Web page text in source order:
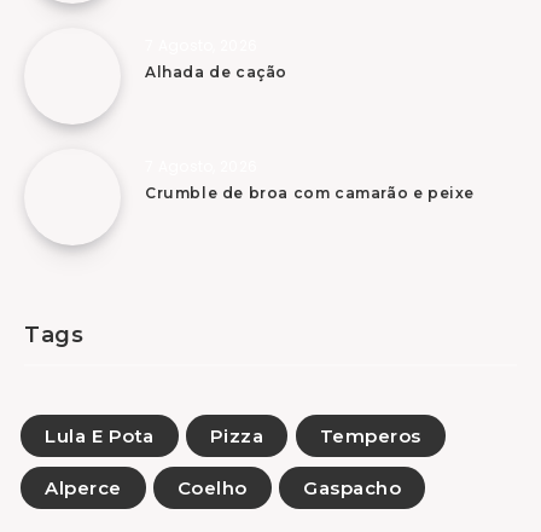
Alhada de cação
Crumble de broa com camarão e peixe
Tags
Lula E Pota Pizza Temperos
Alperce Coelho Gaspacho